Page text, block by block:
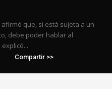
que, si está sujeta a un
debe poder hablar al
Compartir >>